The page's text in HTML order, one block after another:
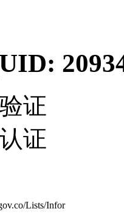
证
证
Lists/Infor